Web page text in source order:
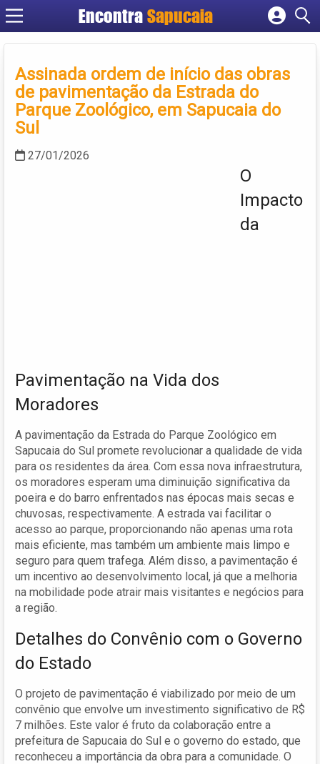
Encontra
Cadastrar empresa
Criar conta
Assinada ordem de início das obras
de pavimentação da Estrada do
Parque Zoológico, em Sapucaia do
Sul
27/01/2026
O
Impacto
da
Pavimentação na Vida dos
Moradores
A pavimentação da Estrada do Parque Zoológico em
Sapucaia do Sul promete revolucionar a qualidade de vida
para os residentes da área. Com essa nova infraestrutura,
os moradores esperam uma diminuição significativa da
poeira e do barro enfrentados nas épocas mais secas e
chuvosas, respectivamente. A estrada vai facilitar o
acesso ao parque, proporcionando não apenas uma rota
mais eficiente, mas também um ambiente mais limpo e
seguro para quem trafega. Além disso, a pavimentação é
um incentivo ao desenvolvimento local, já que a melhoria
na mobilidade pode atrair mais visitantes e negócios para
a região.
Detalhes do Convênio com o Governo
do Estado
O projeto de pavimentação é viabilizado por meio de um
convênio que envolve um investimento significativo de R$
7 milhões. Este valor é fruto da colaboração entre a
prefeitura de Sapucaia do Sul e o governo do estado, que
reconheceu a importância da obra para a comunidade. O